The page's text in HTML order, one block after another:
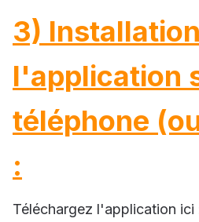
3)
l'application
téléphone
:
Téléchargez l'application ici